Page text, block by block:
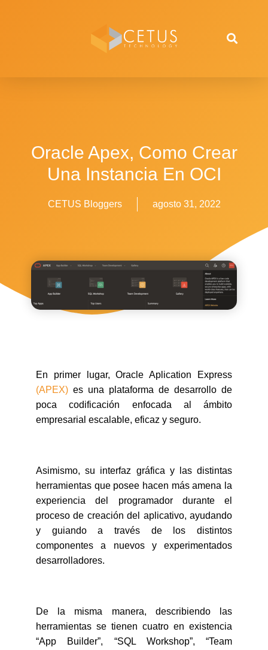
Oracle Apex, Como Crear
Una Instancia En OCI
CETUS Bloggers agosto 31, 2022
En primer lugar, Oracle Aplication Express
(APEX) es una plataforma de desarrollo de
poca codificación enfocada al ámbito
empresarial escalable, eficaz y seguro.
Asimismo, su interfaz gráfica y las distintas
herramientas que posee hacen más amena la
experiencia del programador durante el
proceso de creación del aplicativo, ayudando
y guiando a través de los distintos
componentes a nuevos y experimentados
desarrolladores.
De la misma manera, describiendo las
herramientas se tienen cuatro en existencia
“App Builder”, “SQL Workshop”, “Team